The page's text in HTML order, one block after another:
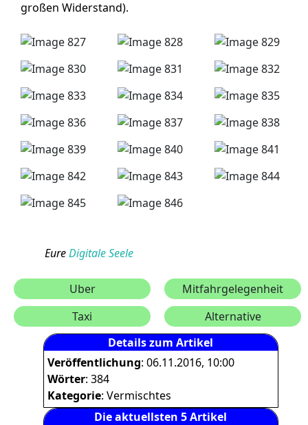
großen Widerstand).
EureDigitale Seele
Uber
Mitfahrgelegenheit
Taxi
Alternative
Details zum Artikel
Veröffentlichung: 06.11.2016, 10:00
Wörter: 384
Kategorie: Vermischtes
Die aktuellsten 5 Artikel